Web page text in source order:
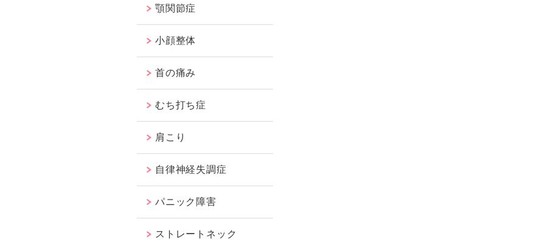
顎関節症
小顔整体
首の痛み
むち打ち症
肩こり
自律神経失調症
パニック障害
ストレートネック